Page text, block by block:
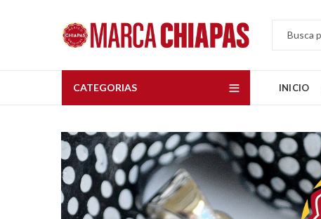
CATEGORIAS INICIO